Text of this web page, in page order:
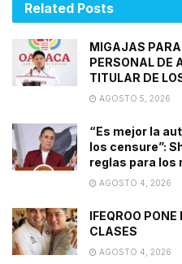
Related Posts
MIGAJAS
PERSONAL DE
TITULAR DE
AGOSTO 5, 2026
“Es mejor la
los censure”:
reglas para los
AGOSTO 4, 2026
IFEQROO PONE
CLASES
AGOSTO 4, 2026